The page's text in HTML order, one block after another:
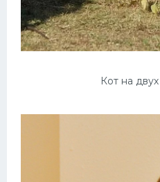
Кот на